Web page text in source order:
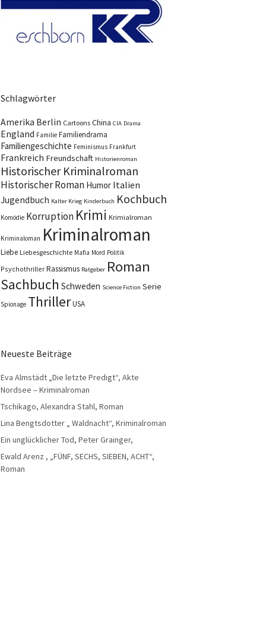
Schlagwörter
Amerika Berlin Cartoons China CIA Drama
England Familie Familiendrama
Familiengeschichte Feminismus Frankfurt
Frankreich Freundschaft Historienroman
Historischer Kriminalroman
Historischer Roman Humor Italien
Jugendbuch Kalter Krieg Kinderbuch Kochbuch
Komödie Korruption Krimi Krimialroman
Kriminaloman Kriminalroman
Liebe Liebesgeschichte Mafia Mord Politik
Psychothriller Rassismus Ratgeber Roman
Sachbuch Schweden Science Fiction Serie
Spionage ThrillerUSA
Neueste Beiträge
Eva Almstädt „Die letzte Predigt“, Akte
Nordsee – Kriminalroman
Tschikago, Alexandra Stahl, Roman
Lina Bengtsdotter „ Waldnacht“, Kriminalroman
Ein unglücklicher Tod, Peter Grainger,
Ewald Arenz , „FÜNF, SECHS, SIEBEN, ACHT“,
Roman